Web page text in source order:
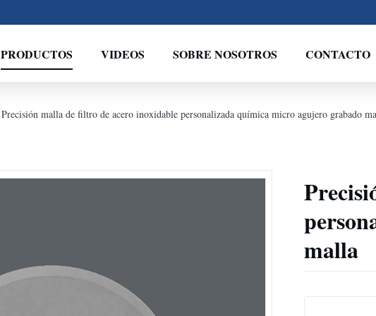
PRODUCTOS VIDEOS SOBRE NOSOTROS CONTACTO
Precisión malla de filtro de acero inoxidable personalizada química micro agujero grabado
malla